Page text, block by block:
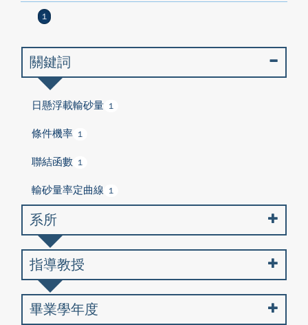
1
關鍵詞
日懸浮載輸砂量 1
條件機率 1
聯結函數 1
輸砂量率定曲線 1
系所
指導教授
畢業學年度